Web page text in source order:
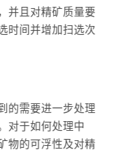
并且对精矿质量要
时间并增加扫选次
的需要进一步处理
对于如何处理中
物的可浮性及对精